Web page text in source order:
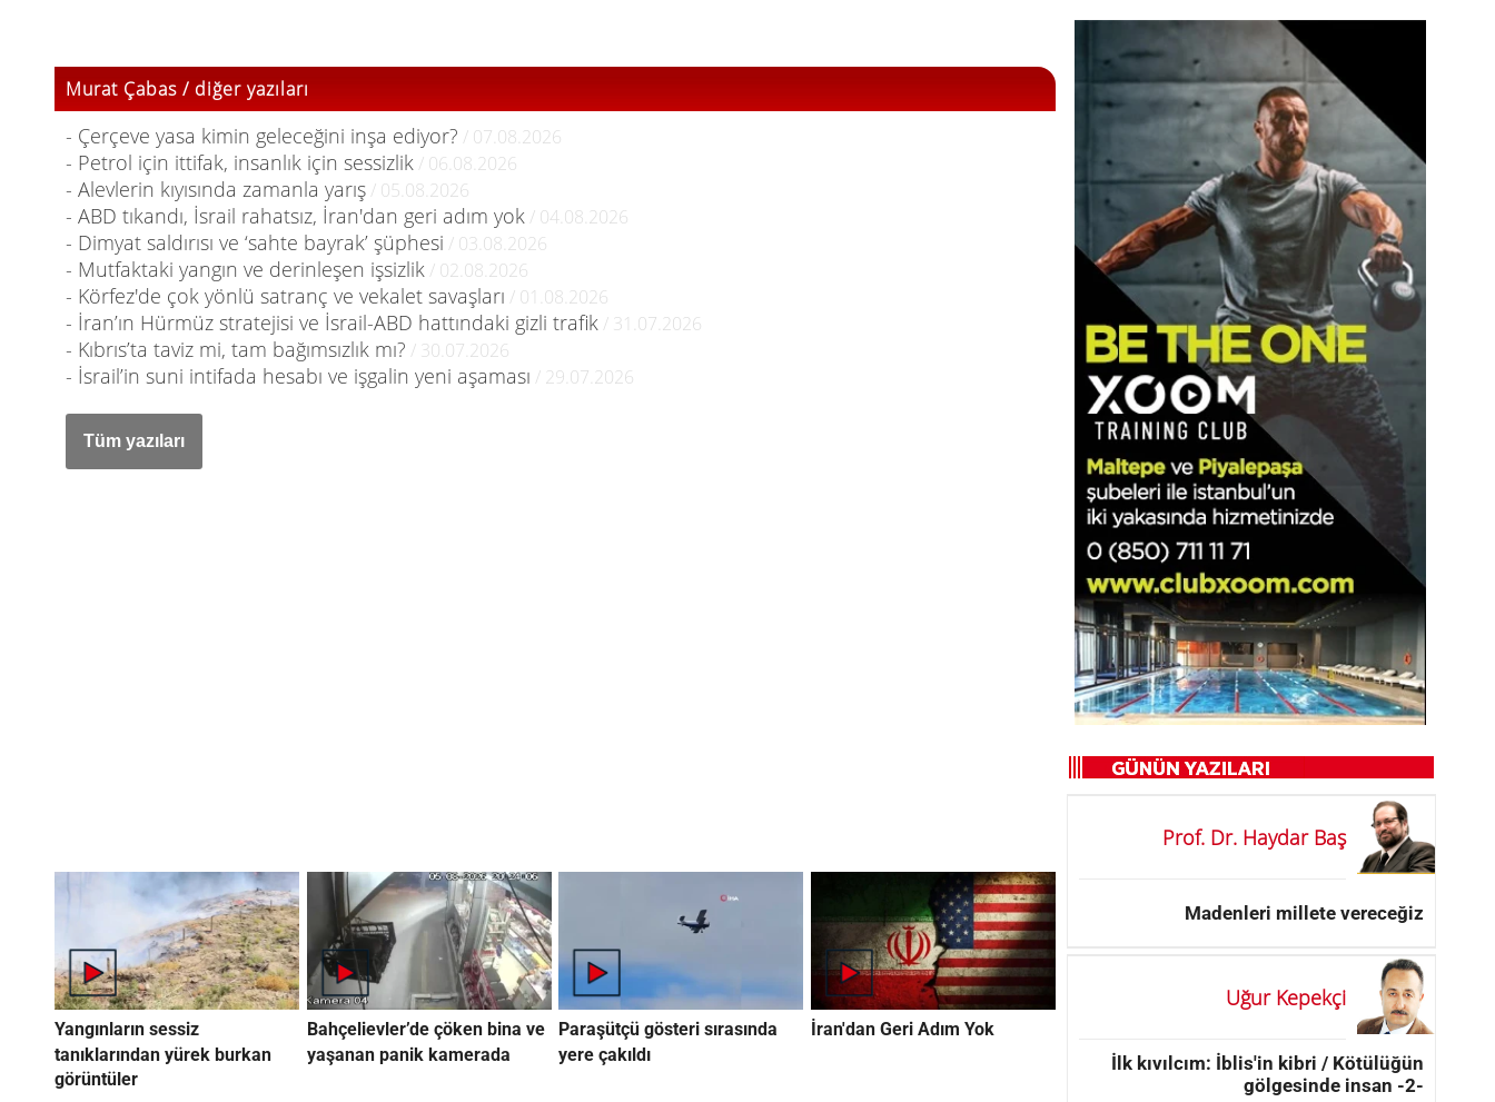
Murat Çabas / diğer yazıları
- Çerçeve yasa kimin geleceğini inşa ediyor? / 07.08.2026
- Petrol için ittifak, insanlık için sessizlik / 06.08.2026
- Alevlerin kıyısında zamanla yarış / 05.08.2026
- ABD tıkandı, İsrail rahatsız, İran'dan geri adım yok / 04.08.2026
- Dimyat saldırısı ve ‘sahte bayrak’ şüphesi / 03.08.2026
- Mutfaktaki yangın ve derinleşen işsizlik / 02.08.2026
- Körfez'de çok yönlü satranç ve vekalet savaşları / 01.08.2026
- İran’ın Hürmüz stratejisi ve İsrail-ABD hattındaki gizli trafik / 31.07.2026
- Kıbrıs’ta taviz mi, tam bağımsızlık mı? / 30.07.2026
- İsrail’in suni intifada hesabı ve işgalin yeni aşaması / 29.07.2026
Yangınların sessiz
tanıklarından yürek burkan
görüntüler
Bahçelievler’de çöken bina ve
yaşanan panik kamerada
Paraşütçü gösteri sırasında
yere çakıldı
İran'dan Geri Adım Yok
Prof. Dr. Haydar Baş
Madenleri millete vereceğiz
Uğur Kepekçi
İlk kıvılcım: İblis'in kibri / Kötülüğün
gölgesinde insan -2-